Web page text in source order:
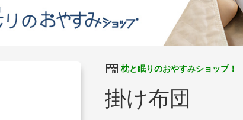
枕と眠りのおやすみショップ！
掛け布団